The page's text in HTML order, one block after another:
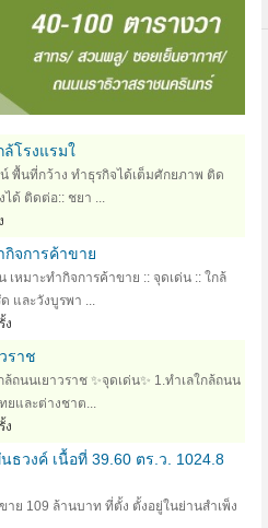
โรงแรมใ
พื้นที่กว้าง ทำธุรกิจได้เต็มศักยภาพ ติด
ด้ ติดต่อ:: ชยา ...
กิจการค้าขาย
เหมาะทำกิจการค้าขาย :: จุดเด่น :: ใกล้
และวังบูรพา ...
ง
ราช
นนเยาวราช ✨จุดเด่น✨ 1.ทำเลใกล้ถนน
และต่างชาต...
ง
วงค์ เนื้อที่ 39.60 ตร.ว. 1024.8
ย 109 ล้านบาท ที่ตั้ง ตั้งอยู่ในย่านสำเพ็ง